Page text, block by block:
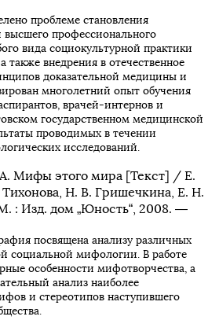
проблеме становления
профессионального
вида социокультурной практики
также внедрения в отечественное
доказательной медицины и
многолетний опыт обучения
врачей-интернов и
государственном медицинской
проводимых в течении
исследований.
Мифы этого мира [Текст] / Е.
Н. В. Гришечкина, Е. Н.
: Изд. дом „Юность“, 2008. —
посвящена анализу различных
социальной мифологии. В работе
особенности мифотворчества, а
анализ наиболее
и стереотипов наступившего